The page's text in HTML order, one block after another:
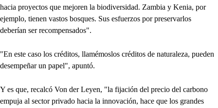
hacia proyectos que mejoren la biodiversidad. Zambia y Kenia, por
ejemplo, tienen vastos bosques. Sus esfuerzos por preservarlos
deberían ser recompensados".
"En este caso los créditos, llamémoslos créditos de naturaleza, pueden
desempeñar un papel", apuntó.
Y es que, recalcó Von der Leyen, "la fijación del precio del carbono
empuja al sector privado hacia la innovación, hace que los grandes